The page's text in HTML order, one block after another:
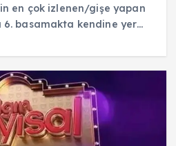
en çok izlenen/gişe yapan
6. basamakta kendine yer…